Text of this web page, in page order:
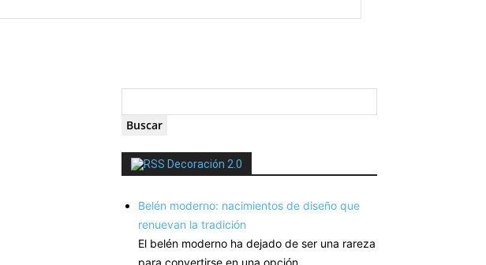
Decoración 2.0
Belén moderno: nacimientos de diseño que
renuevan la tradición
El belén moderno ha dejado de ser una rareza
para convertirse en una opción